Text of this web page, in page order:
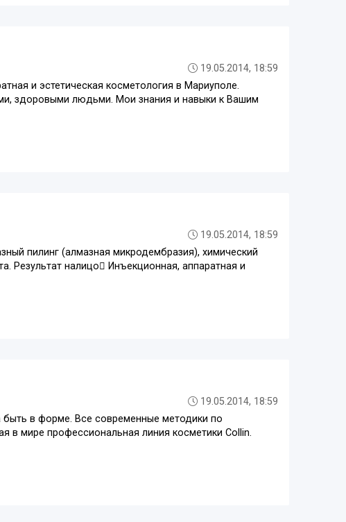
19.05.2014, 18:59
и эстетическая косметология в Мариуполе.
здоровыми людьми. Мои знания и навыки к Вашим
19.05.2014, 18:59
пилинг (алмазная микродембразия), химический
Результат налицо Инъекционная, аппаратная и
19.05.2014, 18:59
в форме. Все современные методики по
в мире профессиональная линия косметики Collin.